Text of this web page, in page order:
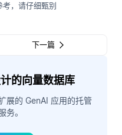
，请仔细甄别
下一篇
的向量数据库
展的 GenAI 应用的托管
务。